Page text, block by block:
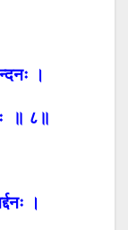
।
॥ ८॥
।